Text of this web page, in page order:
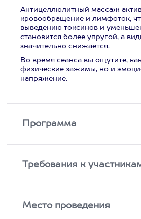
Антицеллюлитный массаж
кровообращение и лимфоток,
выведению токсинов и
становится более упругой, а
значительно снижается.
Во время сеанса вы ощутите,
физические зажимы, но и
напряжение.
Программа
Требования к
Место проведения